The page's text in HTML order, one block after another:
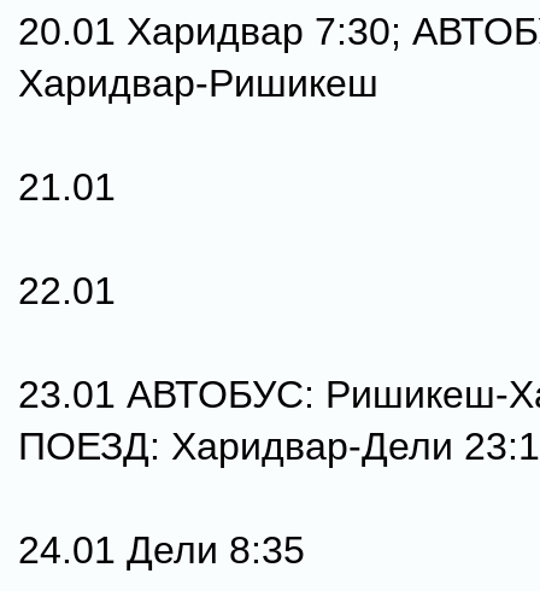
20.01 Харидвар 7:30;
Харидвар-Ришикеш
21.01
22.01
23.01 АВТОБУС: Ришикеш-
ПОЕЗД: Харидвар-Дели
24.01 Дели 8:35